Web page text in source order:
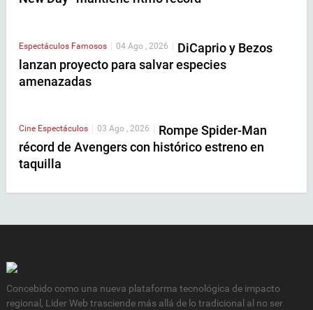
Espectáculos Famosos | 04 Ago , 2026 | DiCaprio y Bezos
lanzan proyecto para salvar especies
amenazadas
Cine Espectáculos 03 Ago , 2026
Rompe Spider-Man
récord de Avengers con histórico estreno en
taquilla
Concebido como una nueva plataforma tecnológica de impacto
regional, Lider Web trasciende más allá de lo tradicional al no ser